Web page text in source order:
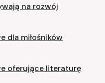
na rozwój
dla miłośników
oferujące literaturę